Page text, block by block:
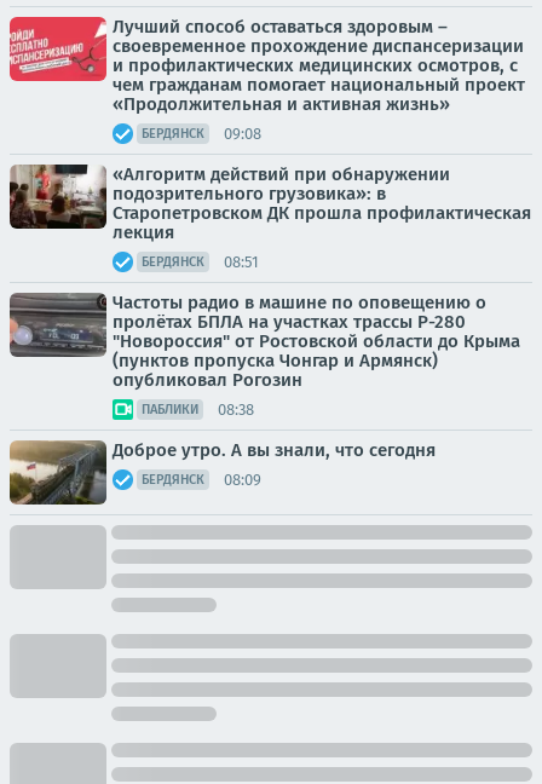
Лучший способ оставаться здоровым –
своевременное прохождение диспансеризации
и профилактических медицинских осмотров, с
чем гражданам помогает национальный проект
«Продолжительная и активная жизнь»
БЕРДЯНСК 09:08
«Алгоритм действий при обнаружении
подозрительного грузовика»: в
Старопетровском ДК прошла профилактическая
лекция
БЕРДЯНСК 08:51
Частоты радио в машине по оповещению о
пролётах БПЛА на участках трассы Р-280
"Новороссия" от Ростовской области до Крыма
(пунктов пропуска Чонгар и Армянск)
опубликовал Рогозин
ПАБЛИКИ 08:38
Доброе утро. А вы знали, что сегодня
БЕРДЯНСК 08:09